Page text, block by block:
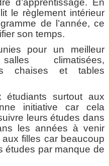
d’apprentissage. En
le règlement intérieur
de l’année, ce
son temps.
pour un meilleur
climatisées,
chaises et tables
étudiants surtout aux
initiative car cela
leurs études dans
les années à venir
filles car beaucoup
études par manque de